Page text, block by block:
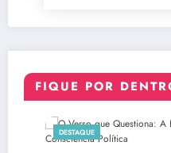
FIQUE POR
DESTAQUE